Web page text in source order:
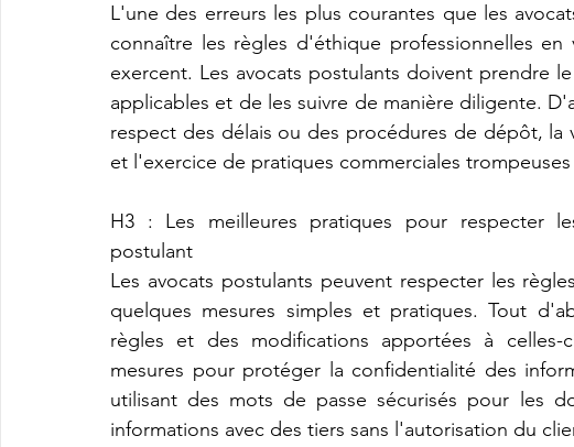
L'une des erreurs les plus courantes que les
connaître les règles d'éthique professionnelles
exercent. Les avocats postulants doivent prendre
applicables et de les suivre de manière diligente.
respect des délais ou des procédures de dépôt,
et l'exercice de pratiques commerciales
H3 : Les meilleures pratiques pour respecter
postulant
Les avocats postulants peuvent respecter les
quelques mesures simples et pratiques. Tout
règles et des modifications apportées à
mesures pour protéger la confidentialité des
utilisant des mots de passe sécurisés pour les
informations avec des tiers sans l'autorisation du